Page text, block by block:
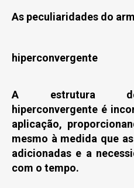
As peculiaridades do
hiperconvergente
A estrutura de
hiperconvergente é
aplicação,
mesmo à medida que
adicionadas e a
com o tempo.